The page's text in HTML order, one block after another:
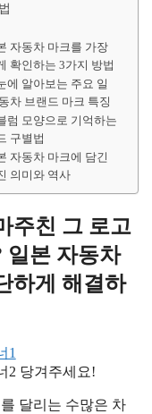
자동차 마크를 가장
확인하는 3가지 방법
에 알아보는 주요 일
차 브랜드 마크 특징
럼 모양으로 기억하는
구별법
자동차 마크에 담긴
의미와 역사
주친 그 로고
일본 자동차
하게 해결하
당겨주세요!
달리는 수많은 차